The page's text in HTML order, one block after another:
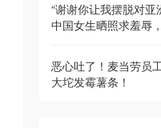
“谢谢你让我摆脱对
中国女生晒照求羞辱
恶心吐了！麦当劳员
大坨发霉薯条！